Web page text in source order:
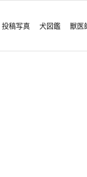
投稿写真 犬図鑑 獣医